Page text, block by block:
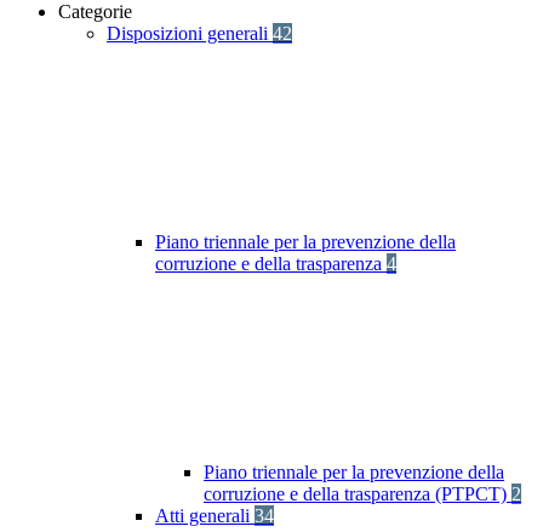
Categorie
Disposizioni generali 42
Piano triennale per la prevenzione della
corruzione e della trasparenza 4
Piano triennale per la prevenzione della
corruzione e della trasparenza (PTPCT) 2
Atti generali 34